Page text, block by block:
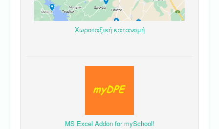
Χωροταξική κατανομή
MS Excel Addon for mySchool!